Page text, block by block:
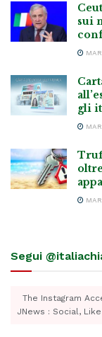
sui
gli
Segui
The Instagram
JNews : Social,